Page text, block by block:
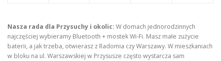
Nasza rada dla Przysuchy i okolic: W domach jednorodzinnych
najczęściej wybieramy Bluetooth + mostek Wi-Fi. Masz małe zużycie
baterii, a jak trzeba, otwierasz z Radomia czy Warszawy. W mieszkaniach
w bloku na ul. Warszawskiej w Przysusze często wystarcza sam